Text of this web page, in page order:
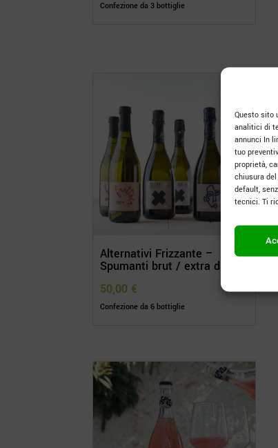
Questo sito
analitici di
annunci In
tuo
proprietà,
chiusura
default,
tecnici. Ti
Confezione da 3 bottiglie
Alternativi Frizzante –
Spumanti brut / extra dry
50,00 €
Confezione da 6 bottiglie